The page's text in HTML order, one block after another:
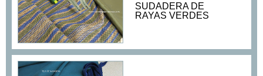
SUDADERA DE
RAYAS VERDES